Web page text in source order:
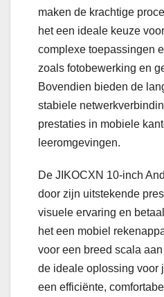
maken de krachtige
het een ideale keuze
complexe toepassingen
zoals fotobewerking en
Bovendien bieden de
stabiele
prestaties in mobiele
leeromgevingen.
De JIKOCXN 10-inch
door zijn uitstekende
visuele ervaring en
het een mobiel
voor een breed scala
de ideale oplossing voor
een efficiënte,